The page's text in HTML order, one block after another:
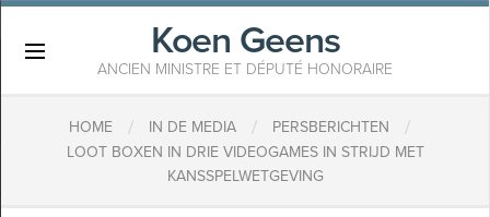
Koen Geens
ANCIEN MINISTRE ET DÉPUTÉ HONORAIRE
HOME / IN DE MEDIA / PERSBERICHTEN /
​LOOT BOXEN IN DRIE VIDEOGAMES IN STRIJD MET
KANSSPELWETGEVING